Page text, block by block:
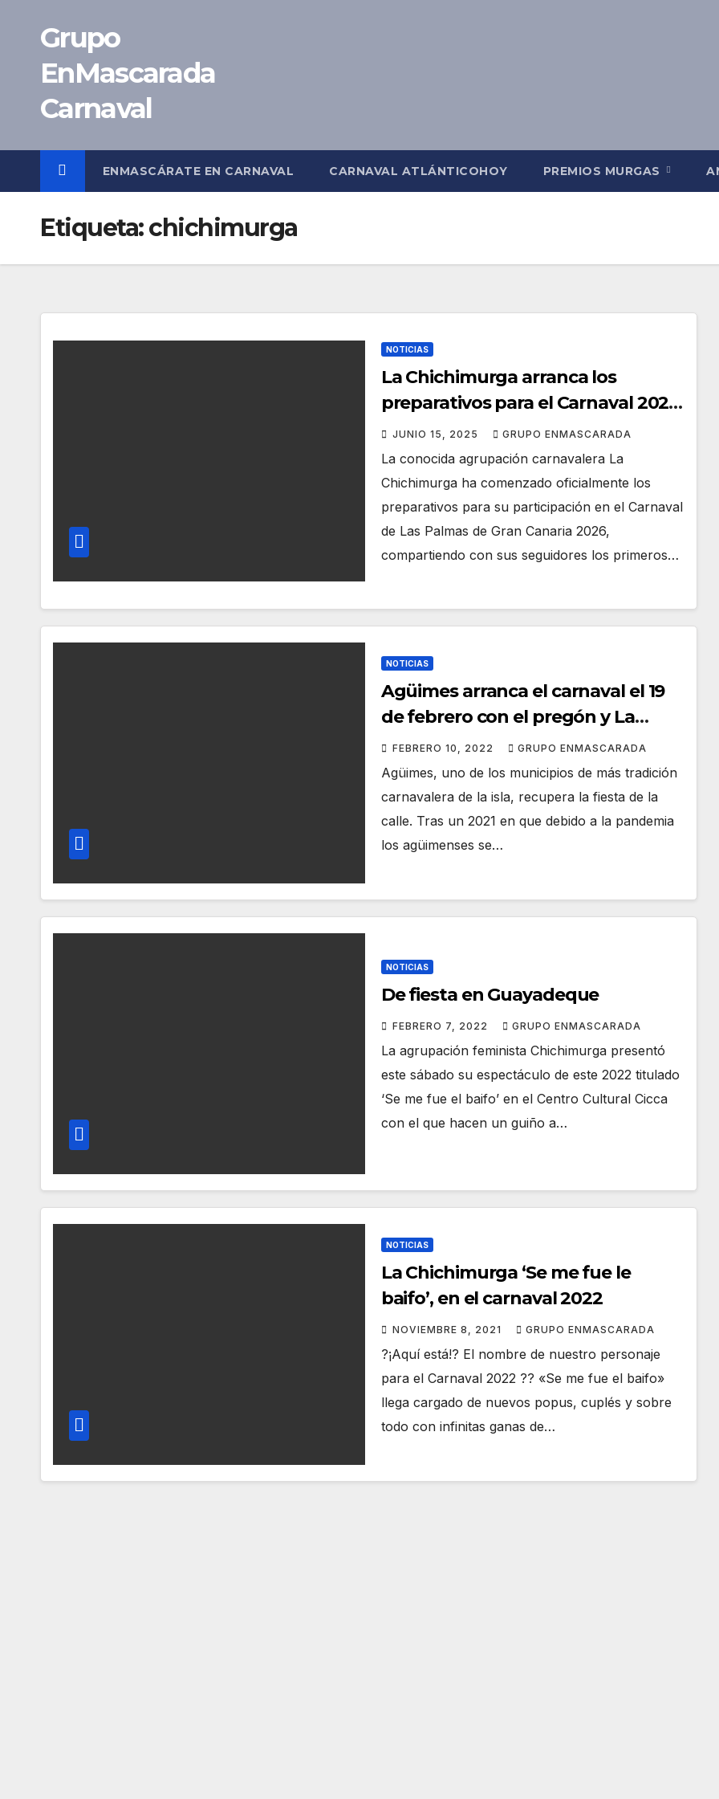
contenido
Grupo
EnMascarada
Carnaval
ENMASCÁRATE EN CARNAVAL CARNAVAL ATLÁNTICOHOY PREMIOS MURGAS
Etiqueta:chichimurga
NOTICIAS
La Chichimurga arranca los
preparativos para el Carnaval 2026
con creatividad e ilusión
JUNIO 15, 2025 GRUPO ENMASCARADA
La conocida agrupación carnavalera La
Chichimurga ha comenzado oficialmente los
preparativos para su participación en el Carnaval
de Las Palmas de Gran Canaria 2026,
compartiendo con sus seguidores los primeros…
NOTICIAS
Agüimes arranca el carnaval el 19
de febrero con el pregón y La
Chichimurga
FEBRERO 10, 2022 GRUPO ENMASCARADA
Agüimes, uno de los municipios de más tradición
carnavalera de la isla, recupera la fiesta de la
calle. Tras un 2021 en que debido a la pandemia
los agüimenses se…
NOTICIAS
De fiesta en Guayadeque
FEBRERO 7, 2022 GRUPO ENMASCARADA
La agrupación feminista Chichimurga presentó
este sábado su espectáculo de este 2022 titulado
‘Se me fue el baifo’ en el Centro Cultural Cicca
con el que hacen un guiño a…
NOTICIAS
La Chichimurga ‘Se me fue le
baifo’, en el carnaval 2022
NOVIEMBRE 8, 2021 GRUPO ENMASCARADA
?¡Aquí está!? El nombre de nuestro personaje
para el Carnaval 2022 ?? «Se me fue el baifo»
llega cargado de nuevos popus, cuplés y sobre
todo con infinitas ganas de…